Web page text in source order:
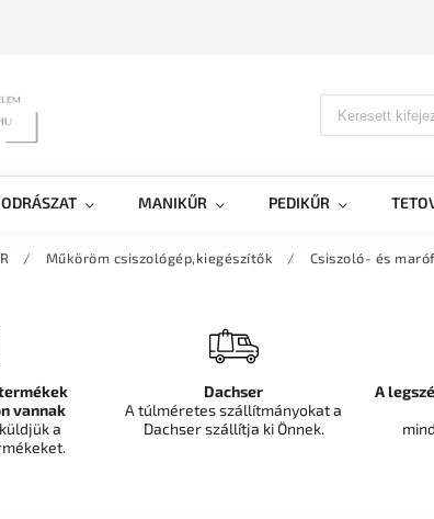
MANIKŰR PEDIKŰR
/ Műköröm csiszológép,kiegészítők / Csiszoló- és
vannak
a
Dachser
A túlméretes szállítmányokat a
Dachser szállítja ki Önnek.
A